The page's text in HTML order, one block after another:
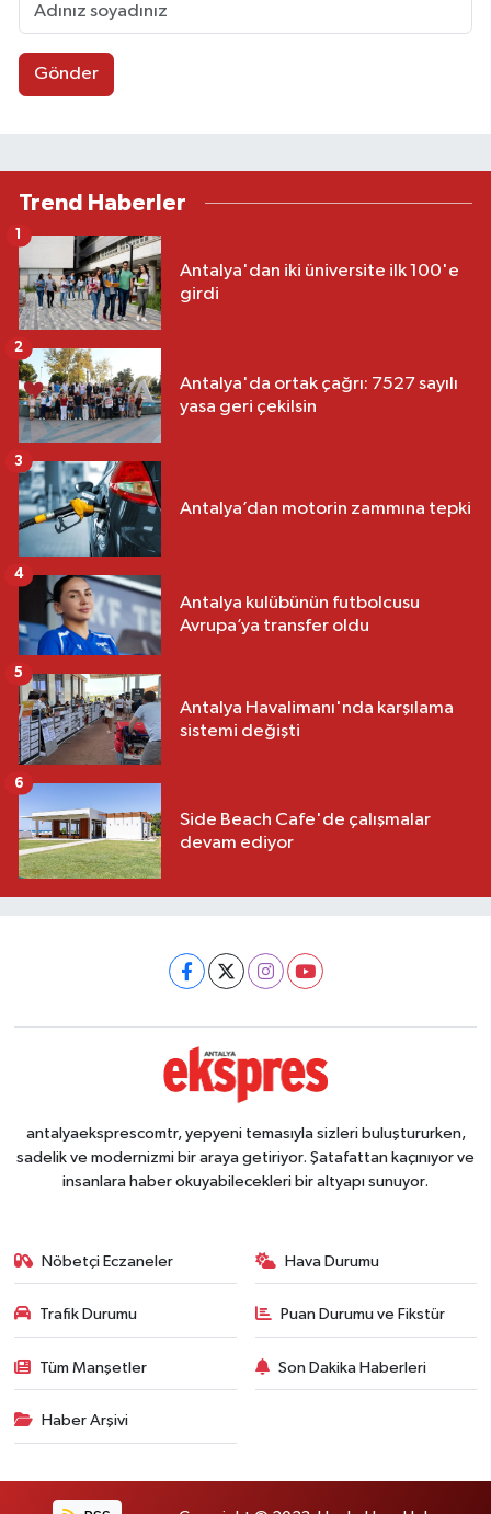
Gönder
Trend Haberler
Antalya'dan iki üniversite ilk 100'e
girdi
1
Antalya'da ortak çağrı: 7527 sayılı
yasa geri çekilsin
2
Antalya’dan motorin zammına tepki
3
Antalya kulübünün futbolcusu
Avrupa’ya transfer oldu
4
Antalya Havalimanı'nda karşılama
sistemi değişti
5
Side Beach Cafe'de çalışmalar
devam ediyor
6
antalyaeksprescomtr, yepyeni temasıyla sizleri buluştururken,
sadelik ve modernizmi bir araya getiriyor. Şatafattan kaçınıyor ve
insanlara haber okuyabilecekleri bir altyapı sunuyor.
Nöbetçi Eczaneler Hava Durumu
Trafik Durumu Puan Durumu ve Fikstür
Tüm Manşetler Son Dakika Haberleri
Haber Arşivi